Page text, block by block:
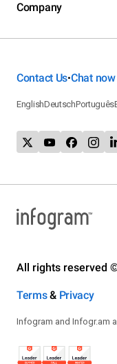
Company
Contact Us•Chat now
EnglishDeutschPortuguês
All rights reserved
Terms& Privacy
Infogram and Infogr.am